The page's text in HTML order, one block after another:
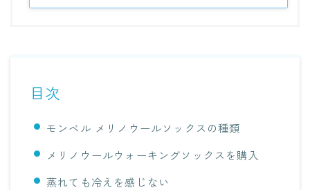
目次
モンベル メリノウールソックスの種類
メリノウールウォーキングソックスを購入
蒸れても冷えを感じない